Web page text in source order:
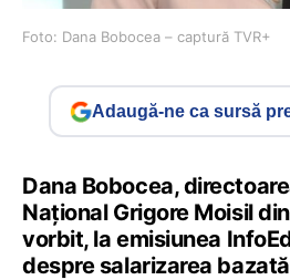
Foto: Dana Bobocea – captură TVR+
Adaugă-ne ca sursă
Dana Bobocea,
Național Grigore Moisil
vorbit, la emisiunea
despre salarizarea